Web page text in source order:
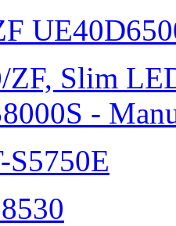
ZF, Slim
-
S5750E